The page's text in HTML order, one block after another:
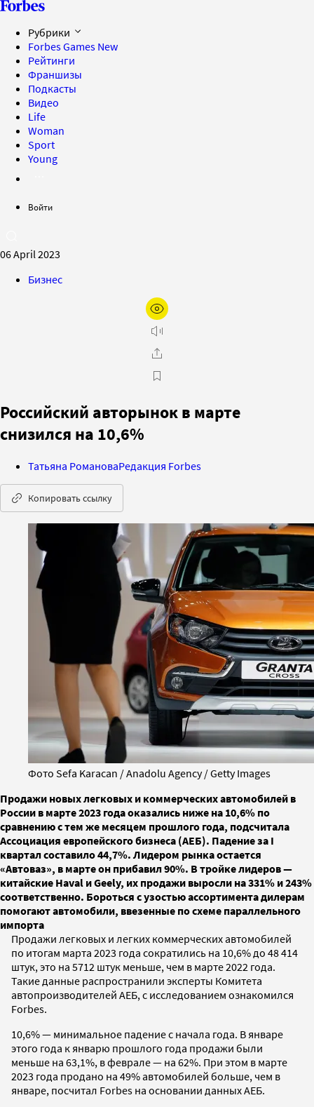
Рубрики
Forbes Games New
Рейтинги
Франшизы
Подкасты
Видео
Life
Woman
Sport
Young
Войти
06 April 2023
Бизнес
Российский авторынок в марте
снизился на 10,6%
Татьяна РомановаРедакция Forbes
Копировать ссылку
Фото Sefa Karacan / Anadolu Agency / Getty Images
Продажи новых легковых и коммерческих автомобилей в
России в марте 2023 года оказались ниже на 10,6% по
сравнению с тем же месяцем прошлого года, подсчитала
Ассоциация европейского бизнеса (АЕБ). Падение за I
квартал составило 44,7%. Лидером рынка остается
«Автоваз», в марте он прибавил 90%. В тройке лидеров —
китайские Haval и Geely, их продажи выросли на 331% и 243%
соответственно. Бороться с узостью ассортимента дилерам
помогают автомобили, ввезенные по схеме параллельного
импорта
Продажи легковых и легких коммерческих автомобилей
по итогам марта 2023 года сократились на 10,6% до 48 414
штук, это на 5712 штук меньше, чем в марте 2022 года.
Такие данные распространили эксперты Комитета
автопроизводителей АЕБ, с исследованием ознакомился
Forbes.
10,6% — минимальное падение с начала года. В январе
этого года к январю прошлого года продажи были
меньше на 63,1%, в феврале — на 62%. При этом в марте
2023 года продано на 49% автомобилей больше, чем в
январе, посчитал Forbes на основании данных АЕБ.